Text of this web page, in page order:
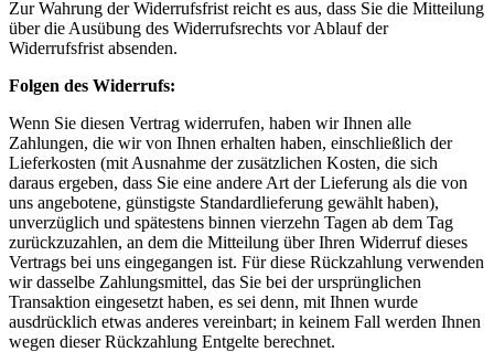
Zur Wahrung der Widerrufsfrist reicht es aus, dass Sie die Mitteilung
über die Ausübung des Widerrufsrechts vor Ablauf der
Widerrufsfrist absenden.
Folgen des Widerrufs:
Wenn Sie diesen Vertrag widerrufen, haben wir Ihnen alle
Zahlungen, die wir von Ihnen erhalten haben, einschließlich der
Lieferkosten (mit Ausnahme der zusätzlichen Kosten, die sich
daraus ergeben, dass Sie eine andere Art der Lieferung als die von
uns angebotene, günstigste Standardlieferung gewählt haben),
unverzüglich und spätestens binnen vierzehn Tagen ab dem Tag
zurückzuzahlen, an dem die Mitteilung über Ihren Widerruf dieses
Vertrags bei uns eingegangen ist. Für diese Rückzahlung verwenden
wir dasselbe Zahlungsmittel, das Sie bei der ursprünglichen
Transaktion eingesetzt haben, es sei denn, mit Ihnen wurde
ausdrücklich etwas anderes vereinbart; in keinem Fall werden Ihnen
wegen dieser Rückzahlung Entgelte berechnet.